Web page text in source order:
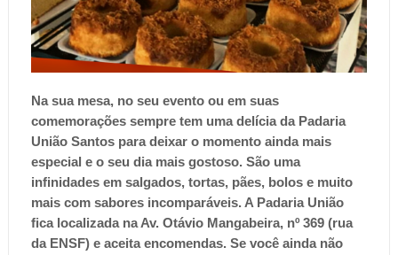
Na sua mesa, no seu evento ou em suas
comemorações sempre tem uma delícia da Padaria
União Santos para deixar o momento ainda mais
especial e o seu dia mais gostoso. São uma
infinidades em salgados, tortas, pães, bolos e muito
mais com sabores incomparáveis. A Padaria União
fica localizada na Av. Otávio Mangabeira, nº 369 (rua
da ENSF) e aceita encomendas. Se você ainda não